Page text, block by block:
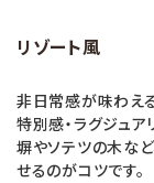
リゾート風
非日常感が味わえ
特別感・ラグジュ
塀やソテツの木な
せるのがコツです。